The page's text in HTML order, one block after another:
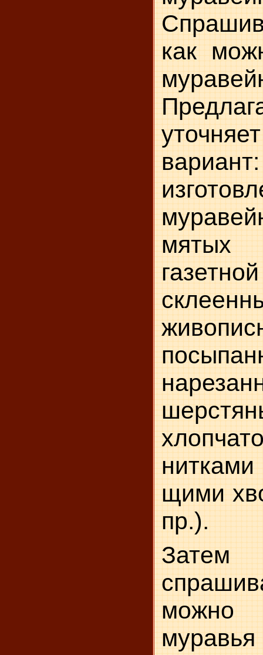
как
вариант:
щими
пр.).
Затем
муравья